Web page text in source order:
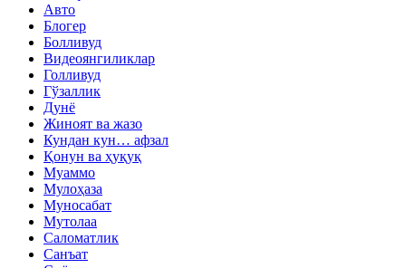
Авто
Блогер
Болливуд
Видеоянгиликлар
Голливуд
Гўзаллик
Дунё
Жиноят ва жазо
Кундан кун… афзал
Қонун ва ҳуқуқ
Муаммо
Мулоҳаза
Муносабат
Мутолаа
Саломатлик
Санъат